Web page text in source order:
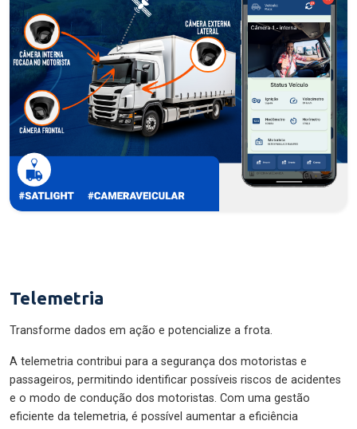
Telemetria
Transforme dados em ação e potencialize a frota.
A telemetria contribui para a segurança dos motoristas e
passageiros, permitindo identificar possíveis riscos de acidentes
e o modo de condução dos motoristas. Com uma gestão
eficiente da telemetria, é possível aumentar a eficiência